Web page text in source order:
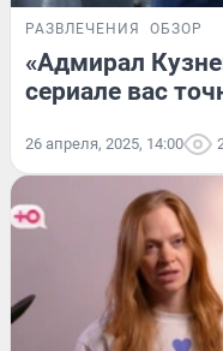
РАЗВЛЕЧЕНИЯ ОБЗОР
«Адмирал
сериале вас
26 апреля, 2025, 14:00